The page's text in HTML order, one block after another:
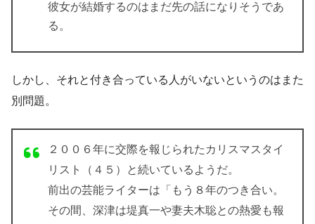
彼女が結婚するのはまだ先の話になりそうであ
る。
しかし、それと付き合っている人がいないというのはまた
別問題。
２００６年に交際を報じられたカリスマスタイ
リスト（４５）と続いているようだ。
前出の芸能ライターは「もう８年のつき合い。
その間、深津は堤真一や妻夫木聡との熱愛も報